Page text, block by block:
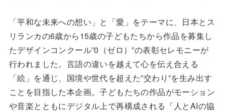
「平和な未来への想い」と「愛」をテーマに、日本とス
リランカの6歳から15歳の子どもたちから作品を募集し
たデザインコンクール”0（ゼロ）”の表彰セレモニーが
行われました。言語の違いを越えて心を伝え合える
「絵」を通じ、国境や世代を超えた”交わり”を生み出す
ことを目指した本企画。子どもたちの作品がモーション
や音楽とともにデジタル上で再構成される「人とAIの協